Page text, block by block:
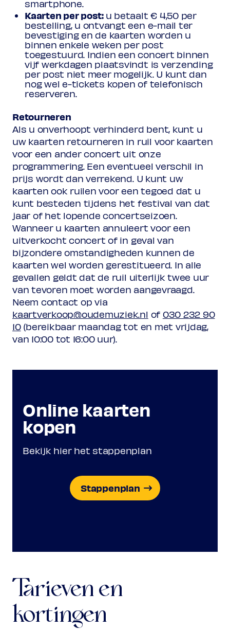
smartphone.
Kaarten per post: u betaalt € 4,50 per
bestelling, u ontvangt een e-mail ter
bevestiging en de kaarten worden u
binnen enkele weken per post
toegestuurd. Indien een concert binnen
vijf werkdagen plaatsvindt is verzending
per post niet meer mogelijk. U kunt dan
nog wel e-tickets kopen of telefonisch
reserveren.
Retourneren
Als u onverhoopt verhinderd bent, kunt u
uw kaarten retourneren in ruil voor kaarten
voor een ander concert uit onze
programmering. Een eventueel verschil in
prijs wordt dan verrekend. U kunt uw
kaarten ook ruilen voor een tegoed dat u
kunt besteden tijdens het festival van dat
jaar of het lopende concertseizoen.
Wanneer u kaarten annuleert voor een
uitverkocht concert of in geval van
bijzondere omstandigheden kunnen de
kaarten wel worden gerestitueerd. In alle
gevallen geldt dat de ruil uiterlijk twee uur
van tevoren moet worden aangevraagd.
Neem contact op via
kaartverkoop@oudemuziek.nl of 030 232 90
10(bereikbaar maandag tot en met vrijdag,
van 10:00 tot 16:00 uur).
Online kaarten
kopen
Bekijk hier het stappenplan
Stappenplan
Tarieven en
kortingen